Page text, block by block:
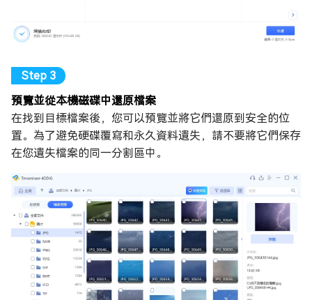
預覽並從本機磁碟中還原檔案
在找到目標檔案後，您可以預覽並將它們還原到安全的位
置。為了避免硬碟覆寫和永久資料遺失，請不要將它們保存
在您遺失檔案的同一分割區中。